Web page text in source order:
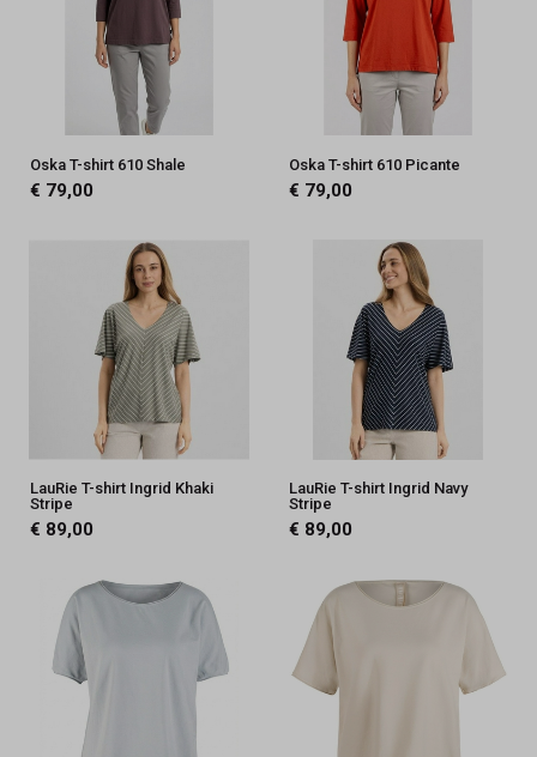
Oska T-shirt 610 Shale
€ 79,00
Oska T-shirt 610 Picante
€ 79,00
LauRie T-shirt Ingrid Khaki
Stripe
€ 89,00
LauRie T-shirt Ingrid Navy
Stripe
€ 89,00